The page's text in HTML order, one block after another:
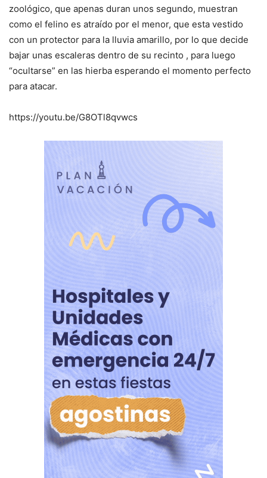
zoológico, que apenas duran unos segundo, muestran
como el felino es atraído por el menor, que esta vestido
con un protector para la lluvia amarillo, por lo que decide
bajar unas escaleras dentro de su recinto , para luego
“ocultarse” en las hierba esperando el momento perfecto
para atacar.
https://youtu.be/G8OTl8qvwcs